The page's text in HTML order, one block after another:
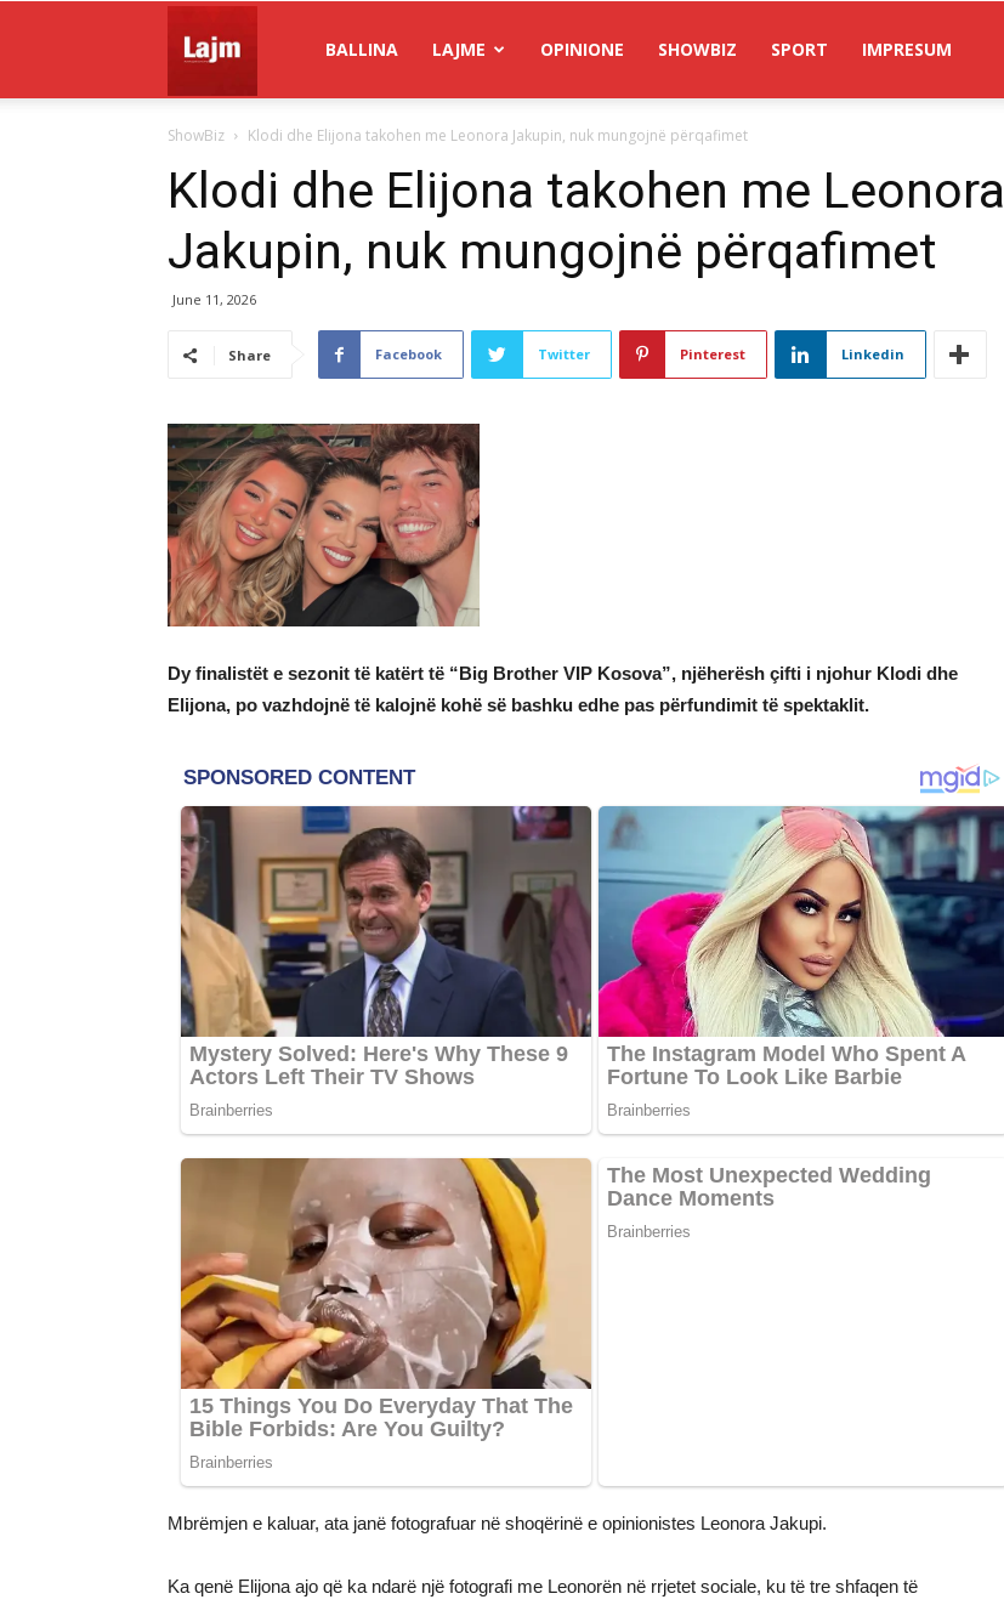
Lajm
BALLINA LAJME OPINIONE SHOWBIZ SPORT IMPRESUM
ShowBiz Klodi dhe Elijona takohen me Leonora Jakupin, nuk mungojnë përqafimet
Klodi dhe Elijona takohen me Leonora
Jakupin, nuk mungojnë përqafimet
June 11, 2026
Share Facebook Twitter Pinterest Linkedin
Dy finalistët e sezonit të katërt të “Big Brother VIP Kosova”, njëherësh çifti i njohur Klodi dhe
Elijona, po vazhdojnë të kalojnë kohë së bashku edhe pas përfundimit të spektaklit.
Mbrëmjen e kaluar, ata janë fotografuar në shoqërinë e opinionistes Leonora Jakupi.
Ka qenë Elijona ajo që ka ndarë një fotografi me Leonorën në rrjetet sociale, ku të tre shfaqen të